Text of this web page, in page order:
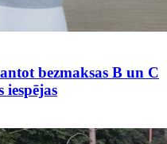
bezmaksas B un C
iespējas